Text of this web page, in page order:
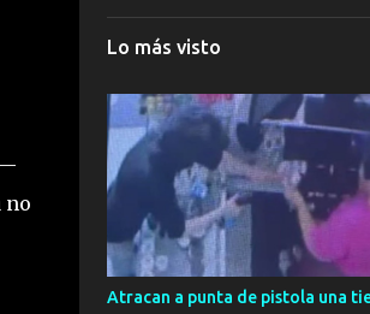
no
Lo más visto
Atracan a punta de pistola una